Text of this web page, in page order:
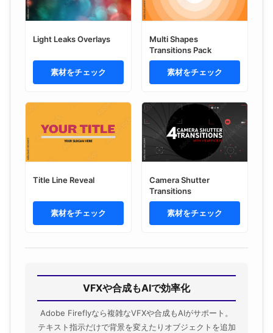
Light Leaks Overlays
素材をチェック
Multi Shapes
Transitions Pack
素材をチェック
Title Line Reveal
素材をチェック
Camera Shutter
Transitions
素材をチェック
VFXや合成もAIで効率化
Adobe Fireflyなら複雑なVFXや合成もAIがサポート。
テキスト指示だけで背景を変えたりオブジェクトを追加